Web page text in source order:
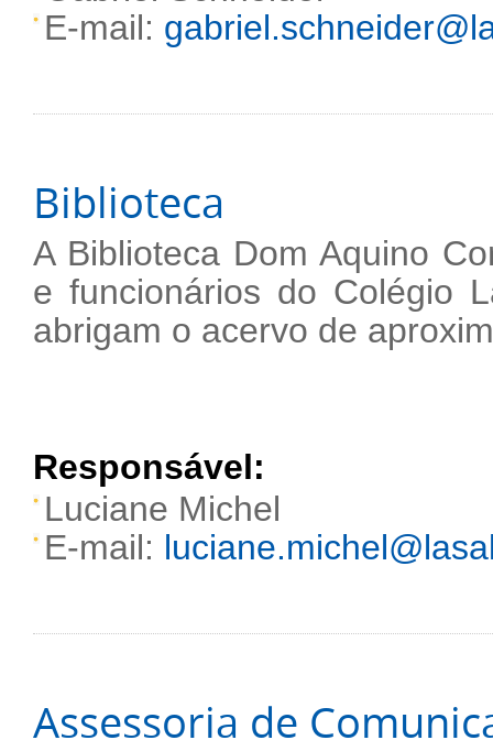
E-mail:
Biblioteca
A Biblioteca Dom Aquino
e funcionários do Colégio
abrigam o acervo de
Responsável:
Luciane Michel
E-mail:
Assessoria de